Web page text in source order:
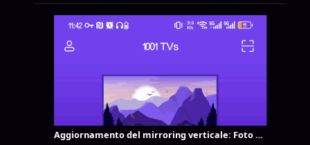
diversi dispositivi contemporaneamente. Naturalmente,
questa funzione è particolarmente utile nelle sale riunioni,
dove un singolo computer deve visualizzare i contenuti su
più TV. Esercitazione 1. Eseguire il mirroring del PC sul
primo dispositivo. 2. Dopo che il primo dispositivo si è
nell'interfaccia di mirroring per aggiungere altri
dispositivi. Nota: la funzione di mirroring su più
dispositivi richiede un piano a pagamento. Il mirroring del
primo dispositivo...
Aggiornamento del mirroring verticale: Foto e video negli album possono essere riprodotti anche in verticale!